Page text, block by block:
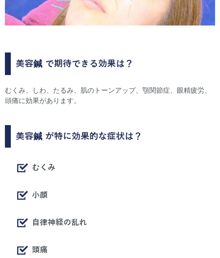
美容鍼 で期待できる効果は？
むくみ、しわ、たるみ、肌のトーンアップ、顎関節症、眼精疲労、
頭痛に効果があります。
美容鍼 が特に効果的な症状は？
むくみ
小顔
自律神経の乱れ
頭痛